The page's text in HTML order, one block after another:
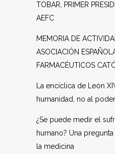
TOBAR, PRIMER
AEFC
MEMORIA DE
ASOCIACIÓN
FARMACÉUTICOS
La encíclica de León
humanidad, no al
¿Se puede medir el
humano? Una
la medicina